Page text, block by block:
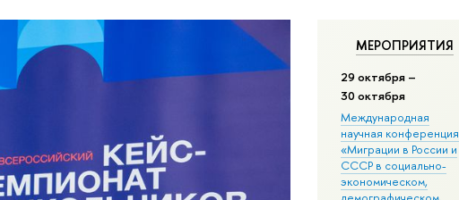
МЕРОПРИЯТИЯ
29 октября –
30 октября
Международная
научная конференция
«Миграции в Росcии и
СССР в социально-
экономическом,